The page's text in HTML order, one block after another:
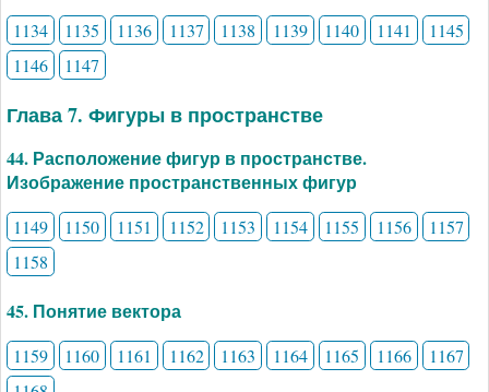
1134 1135 1136 1137 1138 1139 1140 1141
1145
1146
1147
Глава 7. Фигуры в пространстве
44. Расположение фигур в пространстве.
Изображение пространственных фигур
1149 1150 1151 1152 1153 1154 1155 1156
1157
1158
45. Понятие вектора
1159 1160 1161 1162 1163 1164 1165 1166
1167